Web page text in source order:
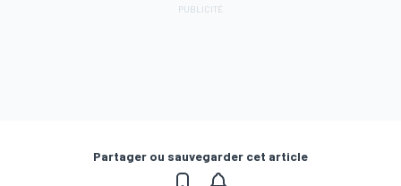
Partager ou sauvegarder cet article